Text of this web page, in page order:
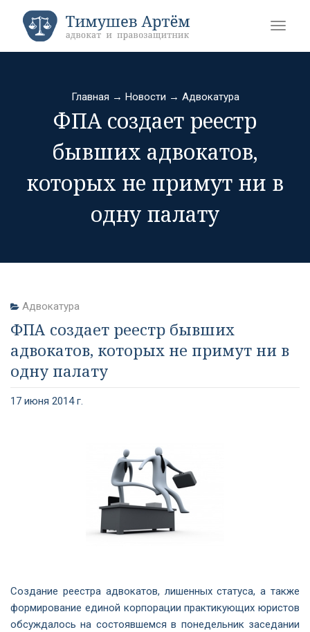
Главная → Новости → Адвокатура
ФПА создает реестр
бывших адвокатов,
которых не примут ни в
одну палату
Адвокатура
ФПА создает реестр бывших
адвокатов, которых не примут ни в
одну палату
17 июня 2014 г.
Создание реестра адвокатов, лишенных статуса, а также
формирование единой корпорации практикующих юристов
обсуждалось на состоявшемся в понедельник заседании